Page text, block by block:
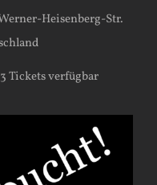
Heisenberg-Str.
3 Tickets verfügbar